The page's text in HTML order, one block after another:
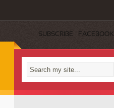
SUBSCRIBE FACEBOOK